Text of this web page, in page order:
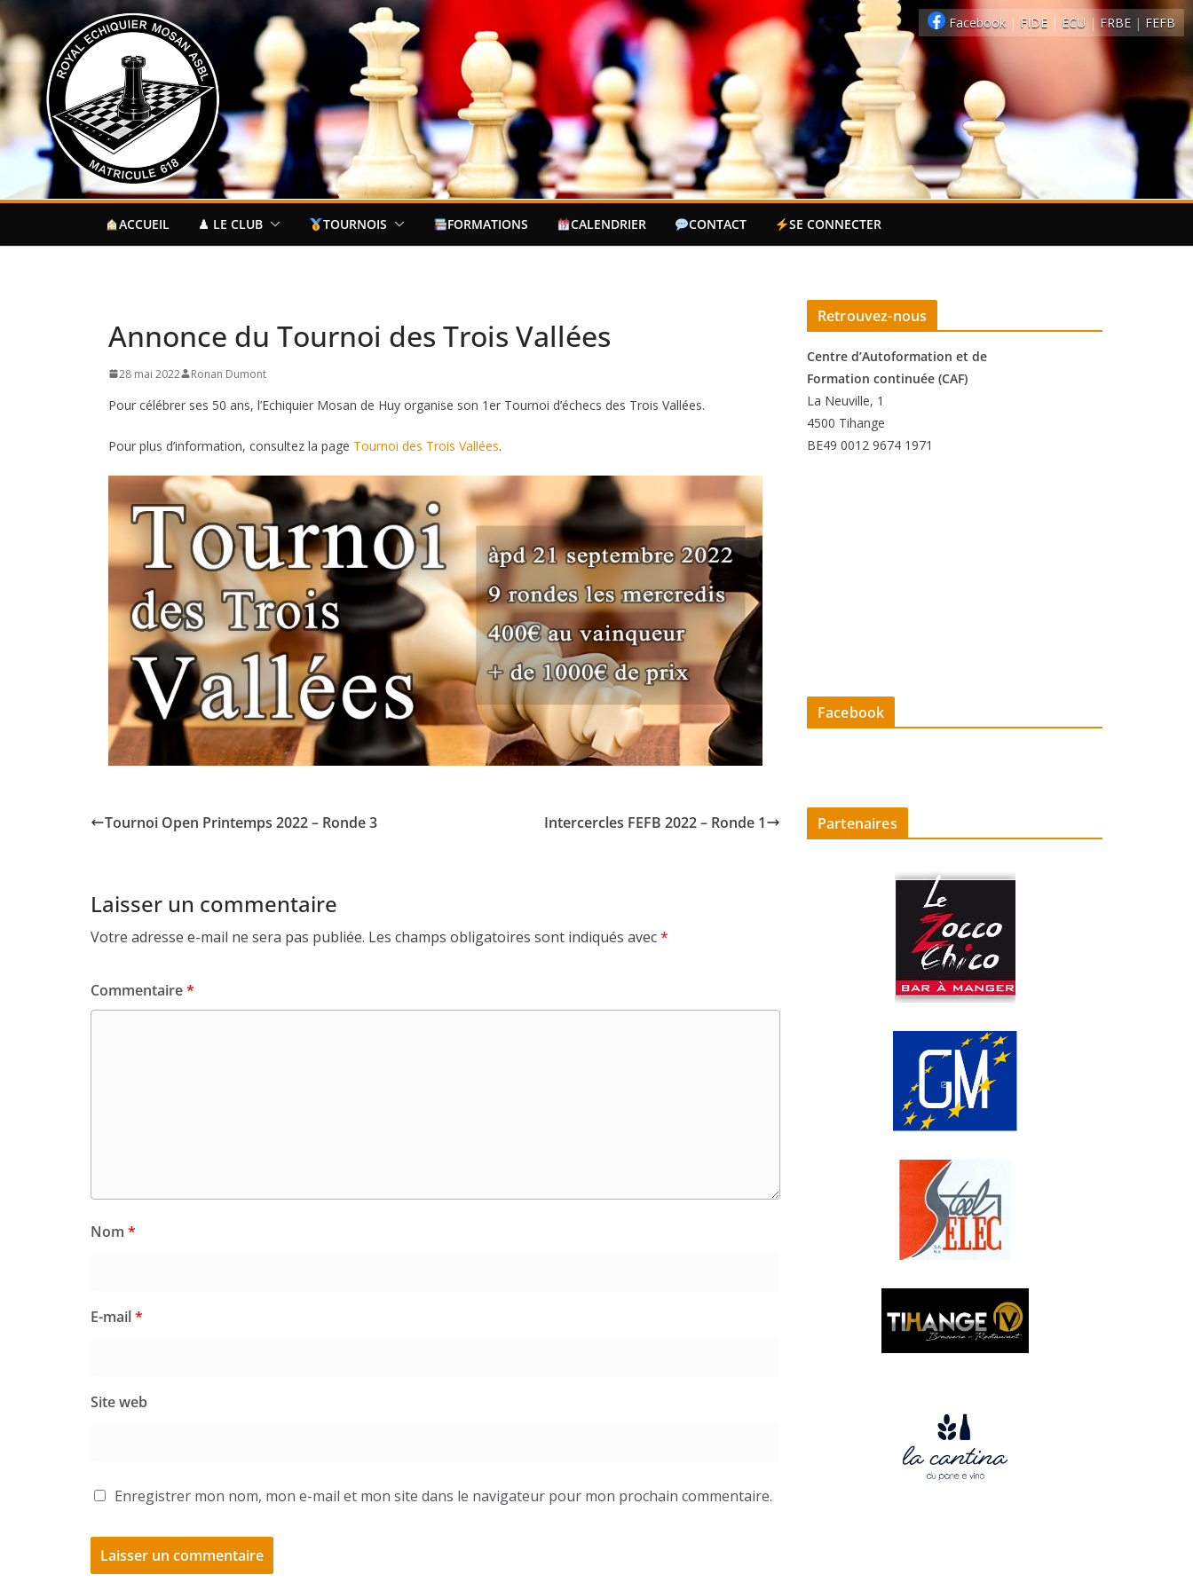
Passer
au
contenu
ACCUEIL ♟ LE CLUB TOURNOIS FORMATIONS CALENDRIER CONTACT SE CONNECTER
Annonce du Tournoi des Trois Vallées
28 mai 2022 Ronan Dumont
Pour célébrer ses 50 ans, l’Echiquier Mosan de Huy organise son 1er Tournoi d’échecs des Trois Vallées.
Pour plus d’information, consultez la page Tournoi des Trois Vallées.
Tournoi Open Printemps 2022 – Ronde 3 Intercercles FEFB 2022 – Ronde 1
Laisser un commentaire
Votre adresse e-mail ne sera pas publiée. Les champs obligatoires sont indiqués avec*
Commentaire*
Nom *
E-mail*
Site web
Enregistrer mon nom, mon e-mail et mon site dans le navigateur pour mon prochain commentaire.
Retrouvez-nous
Centre d’Autoformation et de
Formation continuée (CAF)
La Neuville, 1
4500 Tihange
BE49 0012 9674 1971
Facebook
Facebook | FIDE | ECU | FRBE | FEFB
Partenaires